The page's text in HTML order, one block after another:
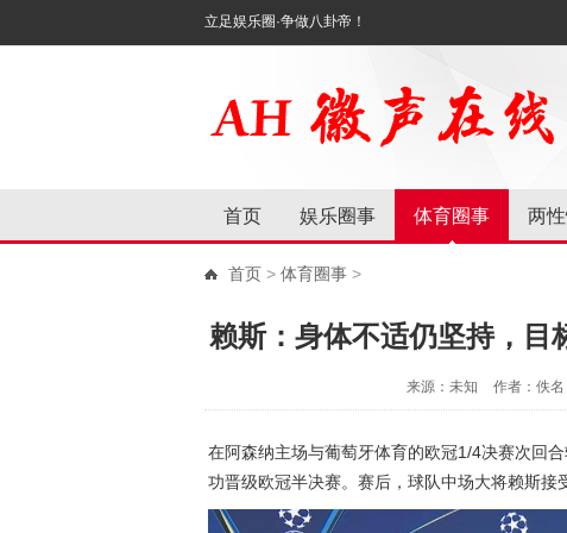
立足娱乐圈·争做八卦帝！
首页 娱乐圈事 体育圈事 两
首页 > 体育圈事 >
赖斯：身体不适仍坚持，目
来源：未知 作者：佚名
在阿森纳主场与葡萄牙体育的欧冠1/4决赛次回
功晋级欧冠半决赛。赛后，球队中场大将赖斯接